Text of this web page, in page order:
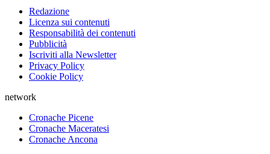
Redazione
Licenza sui contenuti
Responsabilità dei contenuti
Pubblicità
Iscriviti alla Newsletter
Privacy Policy
Cookie Policy
network
Cronache Picene
Cronache Maceratesi
Cronache Ancona